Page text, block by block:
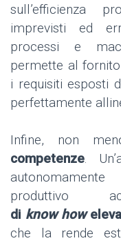
sull’efficienza
imprevisti ed
processi e
permette al
i requisiti esposti
perfettamente
Infine, non
competenze.
produttivo
di know how
che la rende